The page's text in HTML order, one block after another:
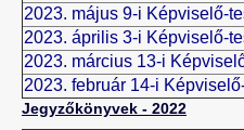
2023. május 9-i Képviselő-
2023. április 3-i Képviselő-
2023. március 13-i
2023. február 14-i
Jegyzőkönyvek - 2022